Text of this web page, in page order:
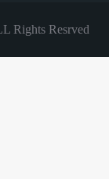
Rights Resrved